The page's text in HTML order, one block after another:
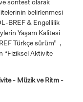
sontest olarak
belirlenmesi
BREF & Engellilik
Yaşam Kalitesi
Türkçe sürüm” ,
“Fiziksel Aktivite
- Müzik ve Ritm -